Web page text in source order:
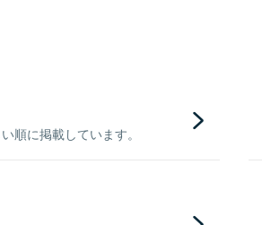
順に掲載しています。